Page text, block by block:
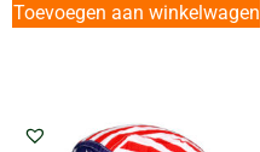
Toevoegen aan winkelwagen